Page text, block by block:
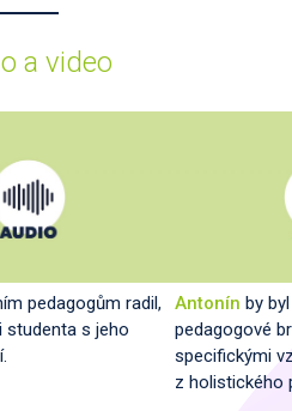
a video
pedagogům radil,
studenta s jeho
Antonín by
pedagogové
specifickými
z holistického